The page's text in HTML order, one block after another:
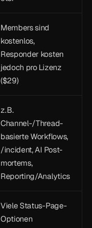
Members sind
kostenlos,
Responder kosten
jedoch pro Lizenz
($29)
z. B.
Channel-/Thread-
basierte Workflows,
/incident, AI Post-
mortems,
Reporting/Analytics
Viele Status-Page-
Optionen